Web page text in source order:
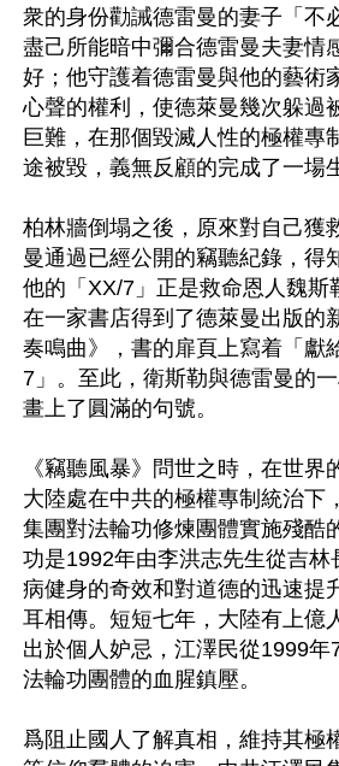
衆的身份勸誡德雷曼的妻子「不
盡己所能暗中彌合德雷曼夫妻情
好；他守護着德雷曼與他的藝術
心聲的權利，使德萊曼幾次躲過
巨難，在那個毀滅人性的極權專
途被毀，義無反顧的完成了一場
柏林牆倒塌之後，原來對自己獲
曼通過已經公開的竊聽紀錄，得
他的「XX/7」正是救命恩人魏斯
在一家書店得到了德萊曼出版的
奏鳴曲》，書的扉頁上寫着「獻
7」。至此，衛斯勒與德雷曼的
畫上了圓滿的句號。
《竊聽風暴》問世之時，在世界
大陸處在中共的極權專制統治下
集團對法輪功修煉團體實施殘酷
功是1992年由李洪志先生從吉林
病健身的奇效和對道德的迅速提
耳相傳。短短七年，大陸有上億
出於個人妒忌，江澤民從1999年
法輪功團體的血腥鎮壓。
爲阻止國人了解真相，維持其極